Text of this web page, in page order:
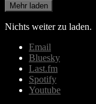
Mehr laden
Nichts weiter zu laden.
Email
Bluesky
Last.fm
Spotify
Youtube